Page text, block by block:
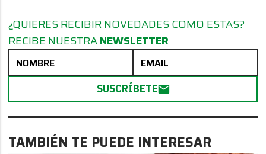
¿QUIERES RECIBIR NOVEDADES COMO ESTAS?
RECIBE NUESTRANEWSLETTER
SUSCRÍBETE
TAMBIÉN TE PUEDE INTERESAR